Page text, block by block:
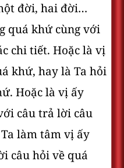
đời, hai đời…
quá khứ cùng với
chi tiết. Hoặc là vị
khứ, hay là Ta hỏi
Hoặc là vị ấy
câu trả lời câu
làm tâm vị ấy
câu hỏi về quá